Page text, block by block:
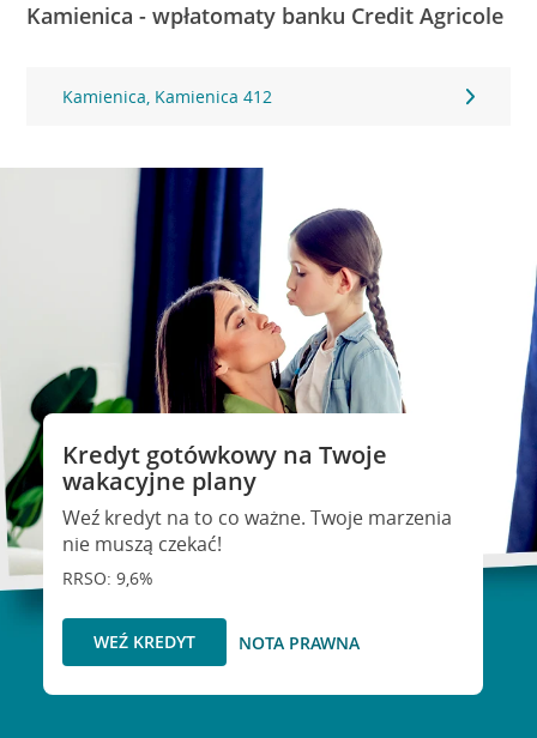
Kamienica - wpłatomaty banku Credit Agricole
Kamienica, Kamienica 412
Kredyt gotówkowy na Twoje
wakacyjne plany
Weź kredyt na to co ważne. Twoje marzenia
nie muszą czekać!
RRSO: 9,6%
WEŹ KREDYT NOTA PRAWNA